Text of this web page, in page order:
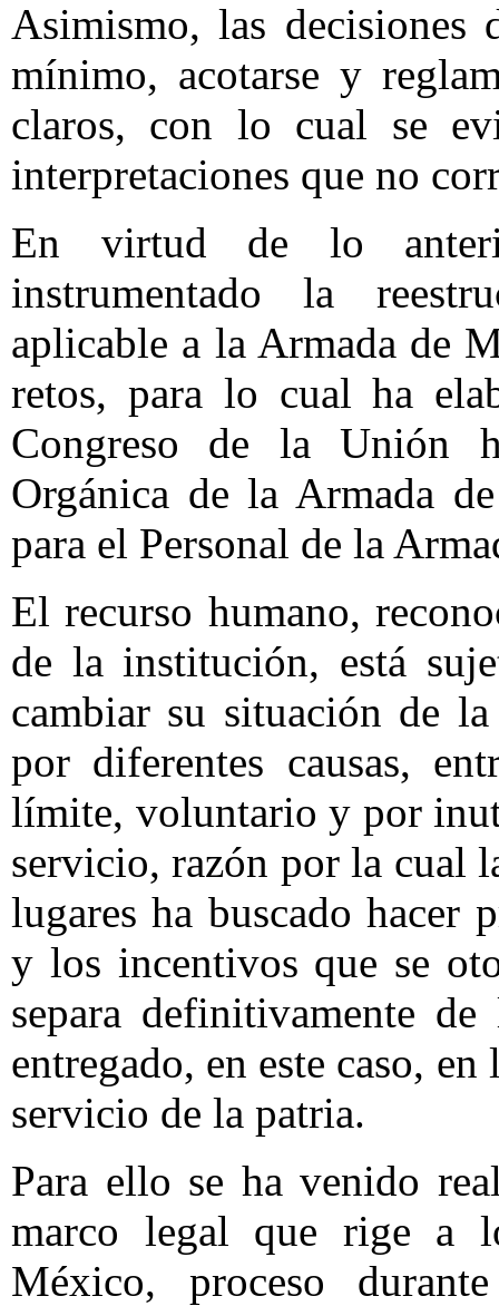
Asimismo, las decisiones
mínimo, acotarse y
claros, con lo cual se
interpretaciones que no
En virtud de lo
instrumentado la
aplicable a la Armada de
retos, para lo cual ha
Congreso de la Unión
Orgánica de la Armada
para el Personal de la
El recurso humano,
de la institución, está
cambiar su situación de
por diferentes causas,
límite, voluntario y por
servicio, razón por la cual
lugares ha buscado hacer
y los incentivos que se
separa definitivamente
entregado, en este caso,
servicio de la patria.
Para ello se ha venido
marco legal que rige a
México, proceso